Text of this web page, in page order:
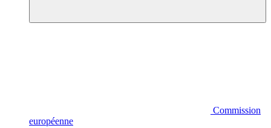
Commission
européenne